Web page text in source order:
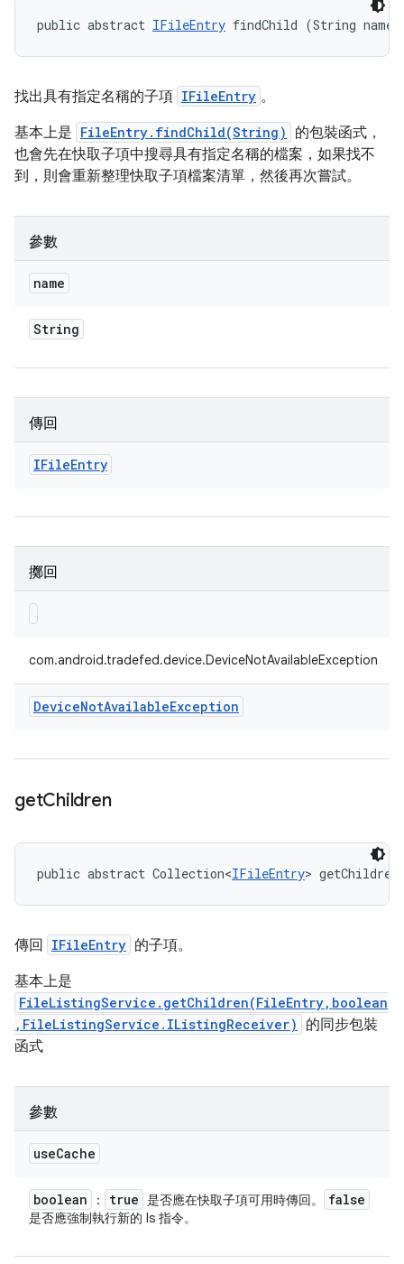
public abstract IFileEntry findChild (String name)
找出具有指定名稱的子項 IFileEntry 。
基本上是 FileEntry.findChild(String)
的包裝函式，
也會先在快取子項中搜尋具有指定名稱的檔案，如果找不
到，則會重新整理快取子項檔案清單，然後再次嘗試。
參數
name
String
傳回
IFileEntry
擲回
com.android.tradefed.device.DeviceNotAvailableException
DeviceNotAvailableException
getChildren
public abstract Collection<IFileEntry> getChildren
傳回 IFileEntry 的子項。
基本上是
FileListingService.getChildren(FileEntry,boolean
,FileListingService.IListingReceiver)
的同步包裝
函式
參數
useCache
boolean ： true 是否應在快取子項可用時傳回。 false
是否應強制執行新的 ls 指令。